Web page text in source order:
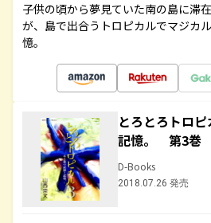
子供の頃から夢見ていた南の島に滞
が、島で出合うトロピカルでマジカ
憶。
とろとろトロ
記憶。 第3巻
D-Books
2018.07.26 発売